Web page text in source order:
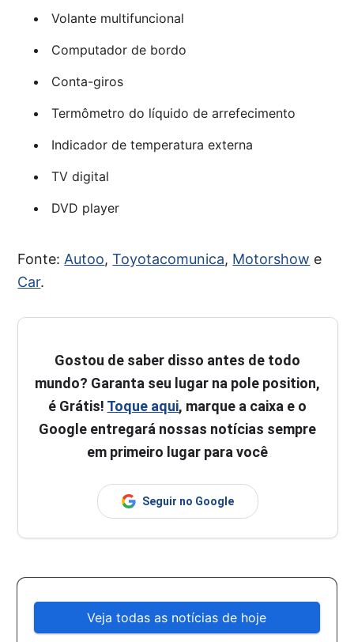
Volante multifuncional
Computador de bordo
Conta-giros
Termômetro do líquido de arrefecimento
Indicador de temperatura externa
TV digital
DVD player
Fonte: Autoo,Toyotacomunica, Motorshow e
Car.
Gostou de saber disso antes de todo
mundo? Garanta seu lugar na pole position,
é Grátis! Toque aqui, marque a caixa e o
Google entregará nossas notícias sempre
em primeiro lugar para você
Seguir no Google
Veja todas as notícias de hoje